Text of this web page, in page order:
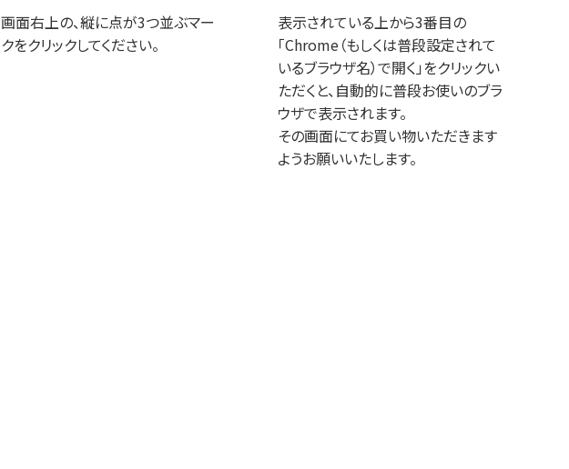
画面右上の、縦に点が3つ並ぶマー
クをクリックしてください。
表示されている上から3番目の
「Chrome（もしくは普段設定されて
いるブラウザ名）で開く」をクリックい
ただくと、自動的に普段お使いのブラ
ウザで表示されます。
その画面にてお買い物いただきます
ようお願いいたします。